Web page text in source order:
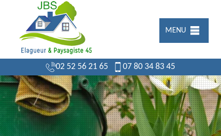
MENU
02 52 56 21 65 07 80 34 83 45